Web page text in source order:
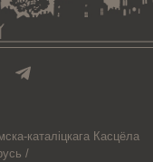
каталіцкага Касцёла
/